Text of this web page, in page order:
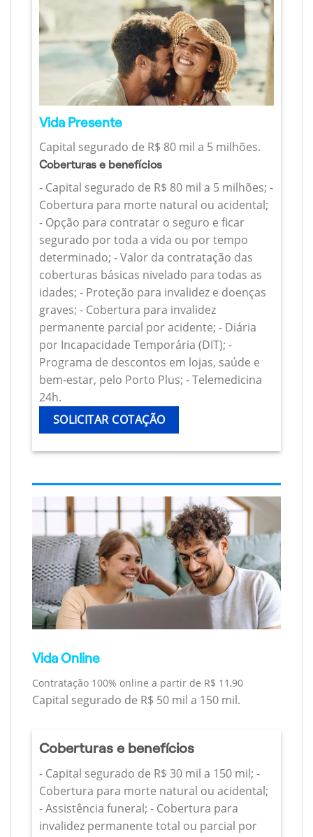
Vida Presente
Capital segurado de R$ 80 mil a 5 milhões.
Coberturas e benefícios
- Capital segurado de R$ 80 mil a 5 milhões; -
Cobertura para morte natural ou acidental;
- Opção para contratar o seguro e ficar
segurado por toda a vida ou por tempo
determinado; - Valor da contratação das
coberturas básicas nivelado para todas as
idades; - Proteção para invalidez e doenças
graves; - Cobertura para invalidez
permanente parcial por acidente; - Diária
por Incapacidade Temporária (DIT); -
Programa de descontos em lojas, saúde e
bem-estar, pelo Porto Plus; - Telemedicina
24h.
SOLICITAR COTAÇÃO
Vida Online
Contratação 100% online a partir de R$ 11,90
Capital segurado de R$ 50 mil a 150 mil.
Coberturas e benefícios
- Capital segurado de R$ 30 mil a 150 mil; -
Cobertura para morte natural ou acidental;
- Assistência funeral; - Cobertura para
invalidez permanente total ou parcial por